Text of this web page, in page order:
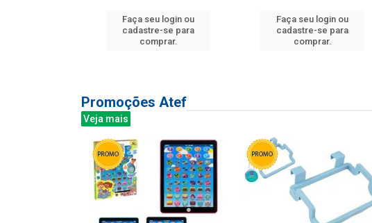
Faça seu login ou
cadastre-se para
comprar.
Faça seu login ou
cadastre-se para
comprar.
Promoções Atef
Veja mais